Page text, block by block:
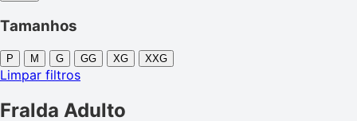
Tamanhos
P M G GG XG XXG
Limpar filtros
Fralda Adulto